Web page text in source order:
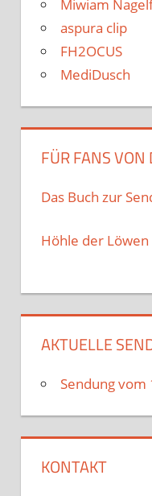
Miwiam
aspura clip
FH2OCUS
MediDusch
FÜR FANS VON
Das Buch zur
Höhle der
AKTUELLE
Sendung vom
KONTAKT